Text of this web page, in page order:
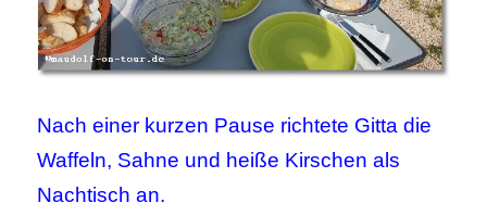
Nach einer kurzen Pause richtete Gitta die
Waffeln, Sahne und heiße Kirschen als
Nachtisch an.